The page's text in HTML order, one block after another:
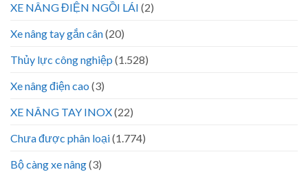
XE NÂNG ĐIỆN NGỒI LÁI (2)
Xe nâng tay gắn cân(20)
Thủy lực công nghiệp (1.528)
Xe nâng điện cao (3)
XE NÂNG TAY INOX(22)
Chưa được phân loại(1.774)
Bộ càng xe nâng(3)